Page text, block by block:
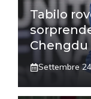
Tabilo
Chengdu
Settembre